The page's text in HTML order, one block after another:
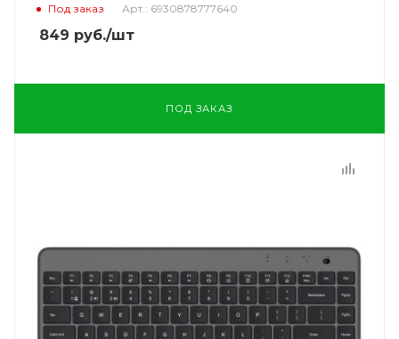
Под заказ Арт.: 6930878777640
849 руб./шт
ПОД ЗАКАЗ